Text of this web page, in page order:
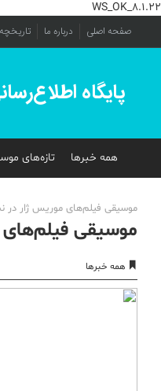
WS_OK_8.1.22
صفحه اصلی درباره ما
پایگاه
همه خبرها تازه‌های
موسیقی فیلم‌های موریس ژار در نشست تخصصی موسیقی فیلم 4 خرداد، ساعت 30/18 با حضور
موسیقی
همه خبرها